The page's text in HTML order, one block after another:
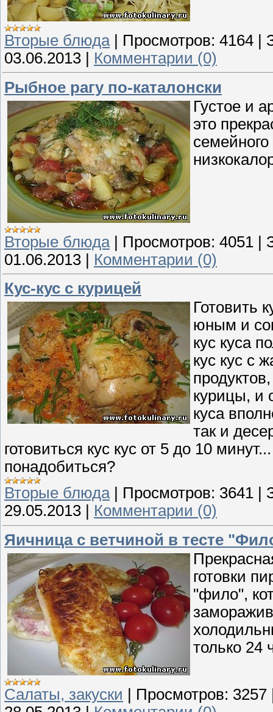
Вторые блюда| Просмотров: 4164
03.06.2013
Комментарии (0)
Рыбное рагу по-каталонски
Густое и
это
Вторые блюда | Просмотров: 4051 |
01.06.2013 | Комментарии (0)
Кус-кус с курицей
Готовить
юным и
кус куса
кус кус с
курицы, и
куса
так и
готовиться кус кус от 5 до 10
понадобиться?
Вторые блюда| Просмотров: 3641
29.05.2013
Комментарии (0)
Яичница с ветчиной в тесте
готовки
"фило",
только 24
Cалаты, закуски Просмотров: 3257